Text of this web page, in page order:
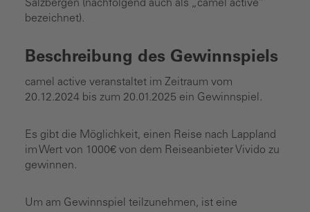
Salzbergen (nachfolgend auch als „camel active“
bezeichnet).
Beschreibung des Gewinnspiels
camel active veranstaltet im Zeitraum vom
20.12.2024 bis zum 20.01.2025 ein Gewinnspiel.
Es gibt die Möglichkeit, einen Reise nach Lappland
im Wert von 1000€ von dem Reiseanbieter Vivido zu
gewinnen.
Um am Gewinnspiel teilzunehmen, ist eine